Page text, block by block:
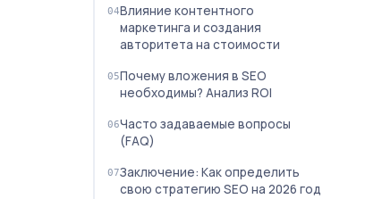
Влияние контентного
маркетинга и создания
авторитета на стоимости
Почему вложения в SEO
необходимы? Анализ ROI
Часто задаваемые вопросы
(FAQ)
Заключение: Как определить
свою стратегию SEO на 2026 год